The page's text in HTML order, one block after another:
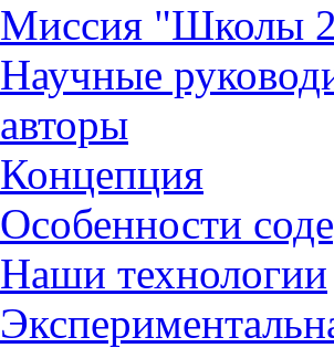
Миссия "Школы
Научные
авторы
Концепция
Особенности
Наши технологии